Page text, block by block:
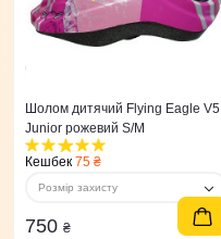
Шолом дитячий Flying Eagle V5
Junior рожевий S/M
Кешбек 75 ₴
Розмір захисту
750 ₴